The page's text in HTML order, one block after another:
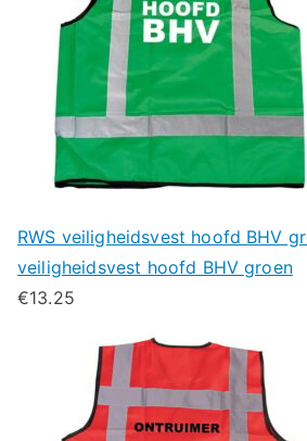
RWS veiligheidsvest hoofd BHV
veiligheidsvest hoofd BHV groen
€13.25